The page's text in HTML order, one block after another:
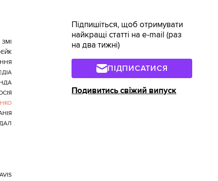
ЗМІ
Підпишіться, щоб отримувати
найкращі статті на e-mail (раз
на два тижні)
ПІДПИСАТИСЯ
Подивитись свіжий випуск